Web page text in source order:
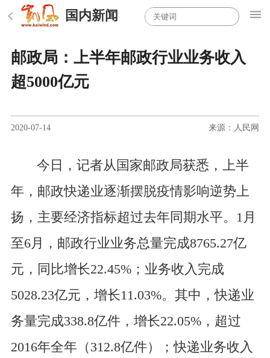
国内新闻
邮政局：上半年邮政行业业务收入
超5000亿元
2020-07-14 来源：人民网
今日，记者从国家邮政局获悉，上半
年，邮政快递业逐渐摆脱疫情影响逆势上
扬，主要经济指标超过去年同期水平。1月
至6月，邮政行业业务总量完成8765.27亿
元，同比增长22.45%；业务收入完成
5028.23亿元，增长11.03%。其中，快递业
务量完成338.8亿件，增长22.05%，超过
2016年全年（312.8亿件）；快递业务收入